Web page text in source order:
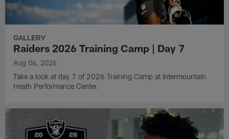
GALLERY
Raiders 2026 Training Camp | Day 7
Aug 06, 2026
Take a look at day 7 of 2026 Training Camp at Intermountain
Heath Performance Center.